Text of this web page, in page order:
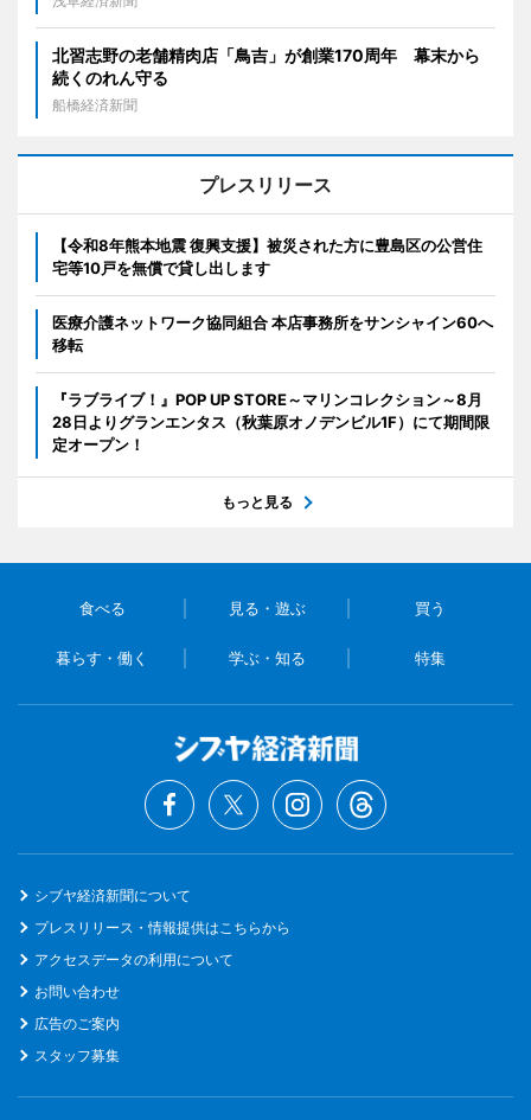
北習志野の老舗精肉店「鳥吉」が創業170周年 幕末から
続くのれん守る
船橋経済新聞
プレスリリース
【令和8年熊本地震 復興支援】被災された方に豊島区の公営住
宅等10戸を無償で貸し出します
医療介護ネットワーク協同組合 本店事務所をサンシャイン60へ
移転
『ラブライブ！』POP UP STORE～マリンコレクション～8月
28日よりグランエンタス（秋葉原オノデンビル1F）にて期間限
定オープン！
もっと見る
食べる 見る・遊ぶ 買う
暮らす・働く 学ぶ・知る 特集
シブヤ経済新聞について
プレスリリース・情報提供はこちらから
アクセスデータの利用について
お問い合わせ
広告のご案内
スタッフ募集